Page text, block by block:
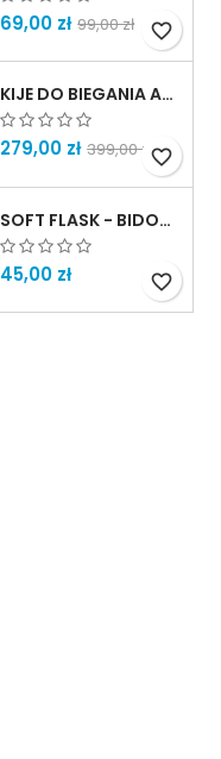
69,00 zł 99,00 zł favorite_border
KIJE DO BIEGANIA AONIJIE - ZATRZASKOWE - RÓŻNE ROZMIARY
279,00 zł 399,00 złfavorite_border
SOFT FLASK - BIDON MIĘKKI
45,00 zł favorite_border